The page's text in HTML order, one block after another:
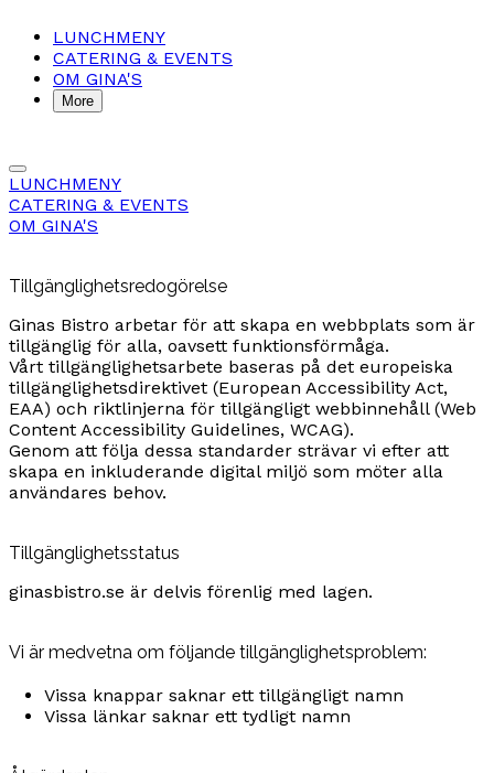
LUNCHMENY
CATERING & EVENTS
OM GINA'S
More
LUNCHMENY
CATERING & EVENTS
OM GINA'S
Tillgänglighetsredogörelse
Ginas Bistro arbetar för att skapa en webbplats som är
tillgänglig för alla, oavsett funktionsförmåga.
Vårt tillgänglighetsarbete baseras på det europeiska
tillgänglighetsdirektivet (European Accessibility Act,
EAA) och riktlinjerna för tillgängligt webbinnehåll (Web
Content Accessibility Guidelines, WCAG).
Genom att följa dessa standarder strävar vi efter att
skapa en inkluderande digital miljö som möter alla
användares behov.
Tillgänglighetsstatus
ginasbistro.se är delvis förenlig med lagen.
Vi är medvetna om följande tillgänglighetsproblem:
Vissa knappar saknar ett tillgängligt namn
Vissa länkar saknar ett tydligt namn